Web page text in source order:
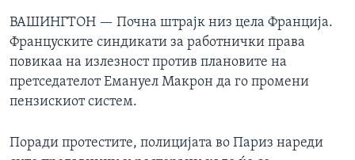
ВАШИНГТОН — Почна штрајк низ цела Франција.
Француските синдикати за работнички права
повикаа на излезност против плановите на
претседателот Емануел Макрон да го промени
пензискиот систем.
Поради протестите, полицијата во Париз нареди